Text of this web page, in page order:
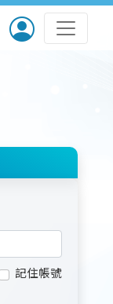
記住帳號